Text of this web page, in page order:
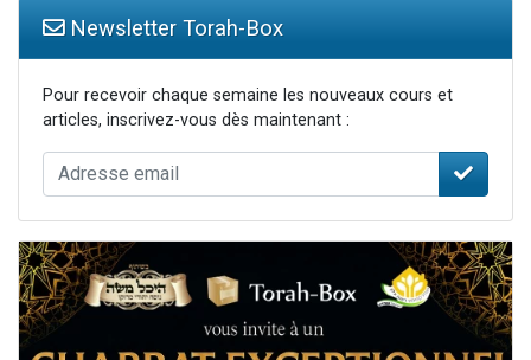
Newsletter Torah-Box
Pour recevoir chaque semaine les nouveaux cours et
articles, inscrivez-vous dès maintenant :